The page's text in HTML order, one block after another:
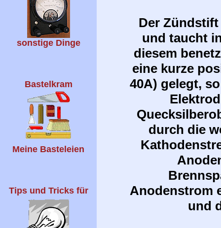
sonstige Dinge
Bastelkram
Meine Basteleien
Tips und Tricks für
Der
und taucht
diesem
eine kurze
40A) gelegt,
durch die
Anodenstrom
und